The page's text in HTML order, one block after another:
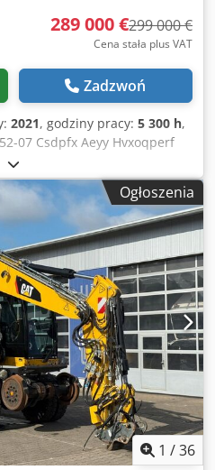
289 000 €299 000 €
Cena stała plus VAT
Zadzwoń
2021, godziny pracy: 5 300 h,
07 Csdpfx Aeyy Hvxoqperf
pracy i jest w dobrym stanie
kg
Ogłoszenia
1 /36